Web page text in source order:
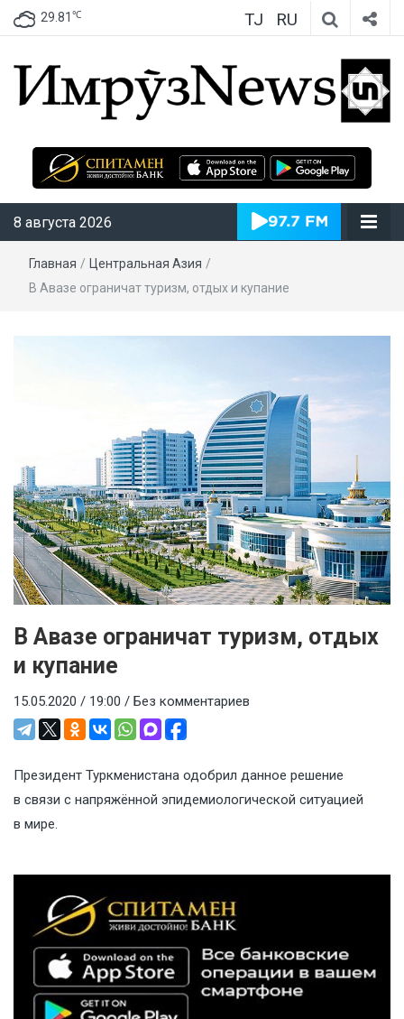
29.81 ℃ TJ RU
ИмрӯзNews
8 августа 2026
Главная / Центральная Азия /
В Авазе ограничат туризм, отдых и купание
В Авазе ограничат туризм, отдых
и купание
15.05.2020 / 19:00 / Без комментариев
Президент Туркменистана одобрил данное решение
в связи с напряжённой эпидемиологической ситуацией
в мире.